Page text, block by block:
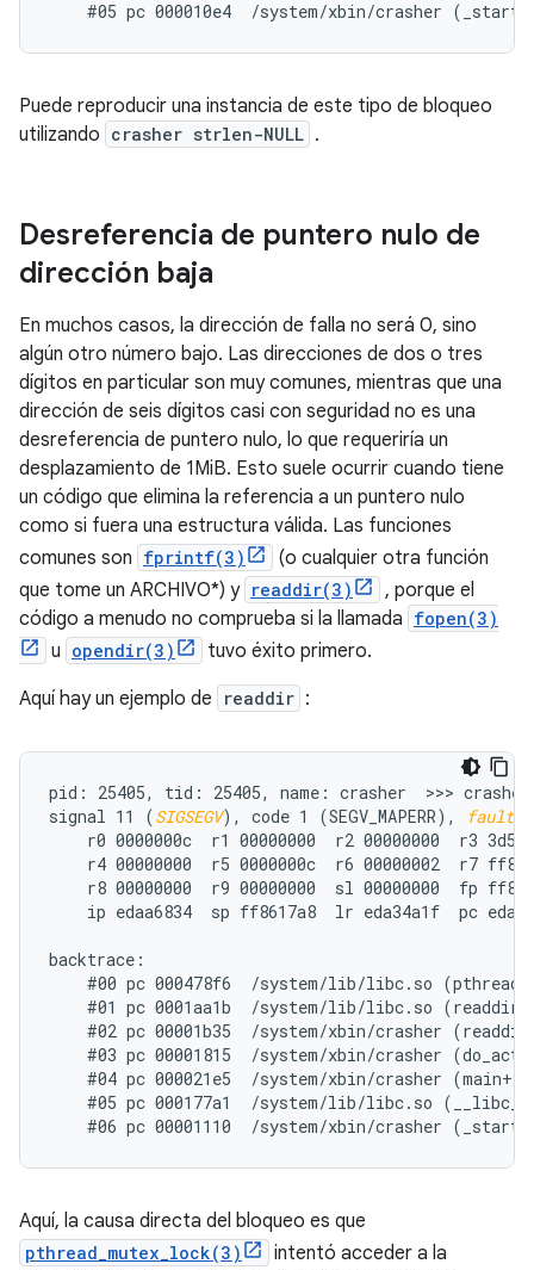
Puede reproducir una instancia de este tipo de bloqueo
utilizando crasher strlen-NULL .
Desreferencia de puntero nulo de
dirección baja
En muchos casos, la dirección de falla no será 0, sino
algún otro número bajo. Las direcciones de dos o tres
dígitos en particular son muy comunes, mientras que una
dirección de seis dígitos casi con seguridad no es una
desreferencia de puntero nulo, lo que requeriría un
desplazamiento de 1MiB. Esto suele ocurrir cuando tiene
un código que elimina la referencia a un puntero nulo
como si fuera una estructura válida. Las funciones
comunes son fprintf(3)
(o cualquier otra función
que tome un ARCHIVO*) y readdir(3)
, porque el
código a menudo no comprueba si la llamada fopen(3)
u opendir(3)
tuvo éxito primero.
Aquí hay un ejemplo de
readdir :
pid: 25405, tid: 25405, name: crasher  >>> crasher
signal 11 (SIGSEGV), code 1 (SEGV_MAPERR),
fault
r0 0000000c  r1 00000000  r2 00000000  r3
r4 00000000  r5 0000000c  r6 00000002  r7
r8 00000000  r9 00000000  sl 00000000  fp
ip edaa6834  sp ff8617a8  lr eda34a1f  pc
backtrace:
#00 pc 000478f6  /system/lib/libc.so
#01 pc 0001aa1b  /system/lib/libc.so
#02 pc 00001b35  /system/xbin/crasher
#03 pc 00001815  /system/xbin/crasher
#04 pc 000021e5  /system/xbin/crasher
#05 pc 000177a1  /system/lib/libc.so
Aquí, la causa directa del bloqueo es que
pthread_mutex_lock(3)
intentó acceder a la